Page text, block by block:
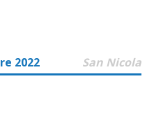
2022 San Nicola